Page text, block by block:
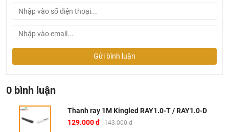
Phần lõi được làm bằng đồng có tác dụng dẫn điện từ
nguồn.
Quy cách: 20 chiếc/thùng
Tại Khali Nguyễn, chúng tôi cam kết:
Cam kết 100% sản phẩm chính hãng, nếu phát hiện ra
Gửi bình luận
0 bình luận
Thanh ray 1M Kingled RAY1.0-T / RAY1.0-D
129.000 đ 143.000 đ